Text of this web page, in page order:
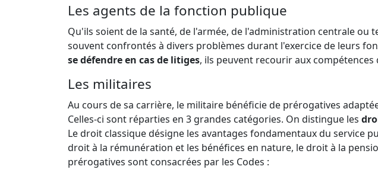
Les agents de la fonction publique
Qu'ils soient de la santé, de l'armée, de l'administration centrale ou
souvent confrontés à divers problèmes durant l'exercice de leurs
se défendre en cas de litiges, ils peuvent recourir aux
Les militaires
Au cours de sa carrière, le militaire bénéficie de prérogatives
Celles-ci sont réparties en 3 grandes catégories. On distingue les
Le droit classique désigne les avantages fondamentaux du service
droit à la rémunération et les bénéfices en nature, le droit à la
prérogatives sont consacrées par les Codes :